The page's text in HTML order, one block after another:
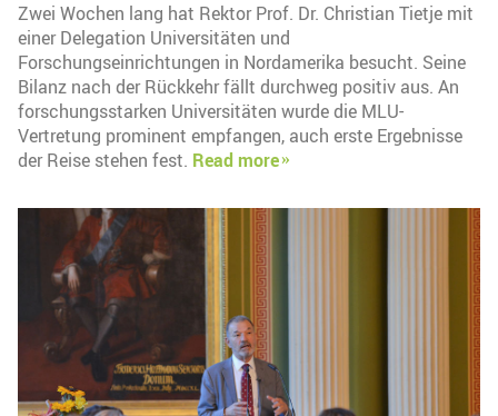
Zwei Wochen lang hat Rektor Prof. Dr. Christian Tietje mit
einer Delegation Universitäten und
Forschungseinrichtungen in Nordamerika besucht. Seine
Bilanz nach der Rückkehr fällt durchweg positiv aus. An
forschungsstarken Universitäten wurde die MLU-
Vertretung prominent empfangen, auch erste Ergebnisse
der Reise stehen fest. Read more